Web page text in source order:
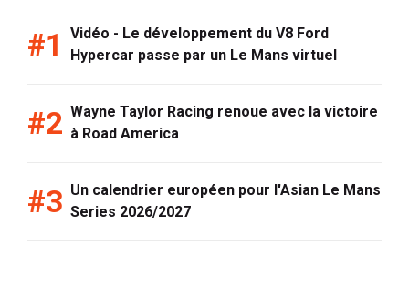
Vidéo - Le développement du V8 Ford
Hypercar passe par un Le Mans virtuel
Wayne Taylor Racing renoue avec la victoire
à Road America
Un calendrier européen pour l'Asian Le Mans
Series 2026/2027